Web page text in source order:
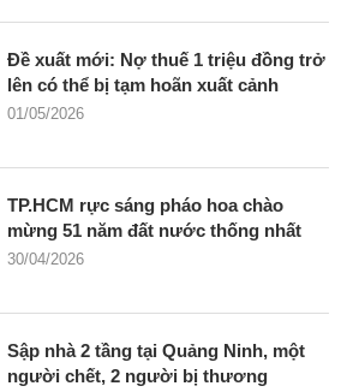
Đề xuất mới: Nợ thuế 1 triệu đồng trở
lên có thể bị tạm hoãn xuất cảnh
01/05/2026
TP.HCM rực sáng pháo hoa chào
mừng 51 năm đất nước thống nhất
30/04/2026
Sập nhà 2 tầng tại Quảng Ninh, một
người chết, 2 người bị thương